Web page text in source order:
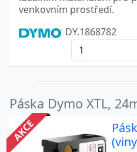
venkovním prostředí.
DY.1868782
Páska Dymo XTL,
AKCE